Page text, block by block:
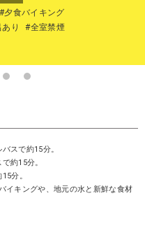
#夕食バイキング
り
#全室禁煙
スで約15分。
約15分。
分。
イキングや、地元の水と新鮮な食材